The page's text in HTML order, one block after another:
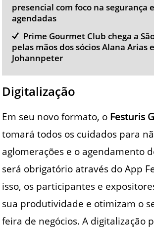
presencial com foco na segurança
agendadas
Prime Gourmet Club chega a
pelas mãos dos sócios Alana Arias
Johannpeter
Digitalização
Em seu novo formato, o Festuris
tomará todos os cuidados para
aglomerações e o agendamento
será obrigatório através do App
isso, os participantes e
sua produtividade e otimizam o
feira de negócios. A digitalização